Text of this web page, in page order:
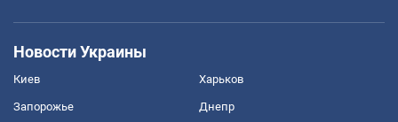
Новости Украины
Киев Харьков
Запорожье Днепр